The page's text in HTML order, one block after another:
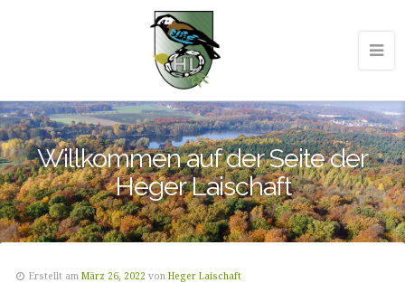
Willkommen auf der Seite der
Heger Laischaft
Erstellt am März 26, 2022 von Heger Laischaft